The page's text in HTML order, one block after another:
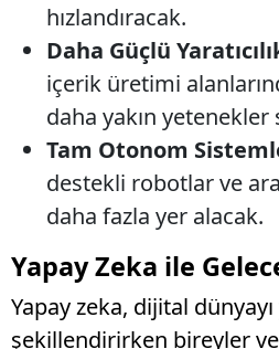
hızlandıracak.
Daha Güçlü
içerik üretimi
daha yakın yetenekler
Tam Otonom
destekli robotlar ve
daha fazla yer alacak.
Yapay Zeka ile
Yapay zeka, dijital
şekillendirirken bireyler